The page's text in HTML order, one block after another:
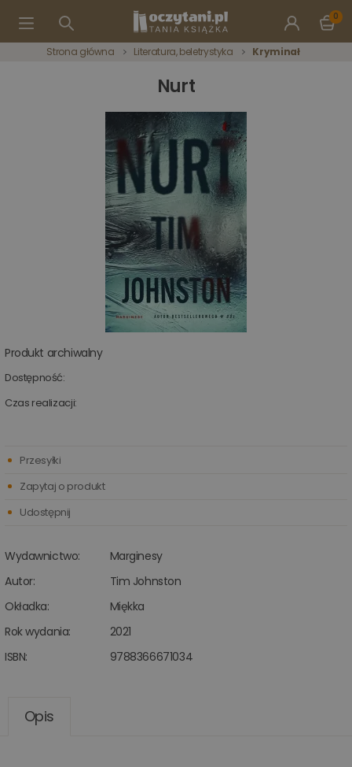
0
Strona główna Literatura, beletrystyka Kryminał
Nurt
Produkt archiwalny
Dostępność:
Czas realizacji:
Wydawnictwo:
Marginesy
Autor:
Tim Johnston
Okładka:
Miękka
Rok wydania:
2021
ISBN:
9788366671034
Przesyłki
Zapytaj o produkt
Udostępnij
Opis